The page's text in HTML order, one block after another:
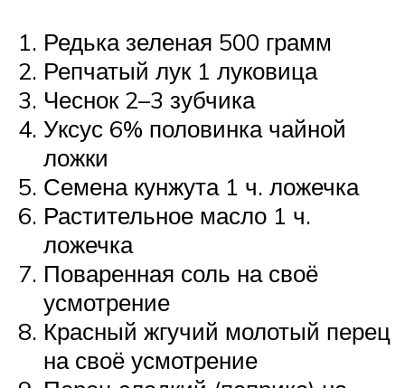
Редька зеленая 500 грамм
Репчатый лук 1 луковица
Чеснок 2–3 зубчика
Уксус 6% половинка чайной
ложки
Семена кунжута 1 ч. ложечка
Растительное масло 1 ч.
ложечка
Поваренная соль на своё
усмотрение
Красный жгучий молотый перец
на своё усмотрение